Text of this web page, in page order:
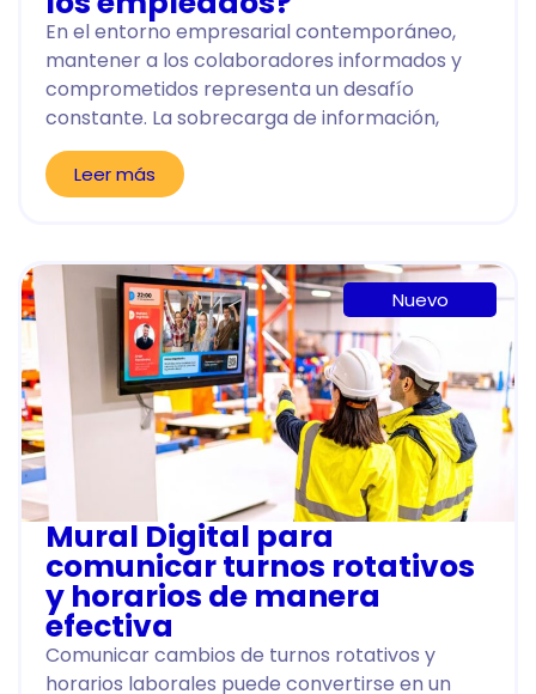
En el entorno empresarial contemporáneo,
mantener a los colaboradores informados y
comprometidos representa un desafío
constante. La sobrecarga de información,
Leer más
Nuevo
Mural Digital para
comunicar turnos rotativos
y horarios de manera
efectiva
Comunicar cambios de turnos rotativos y
horarios laborales puede convertirse en un